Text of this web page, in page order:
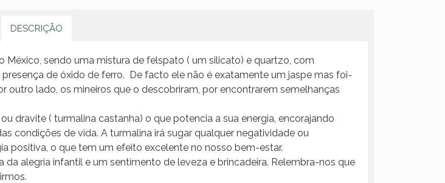
DESCRIÇÃO
México, sendo uma mistura de felspato ( um silicato) e quartzo, com
de óxido de ferro. De facto ele não é exatamente um jaspe mas foi-
outro lado, os mineiros que o descobriram, por encontrarem semelhanças
dravite ( turmalina castanha) o que potencia a sua energia, encorajando
condições de vida. A turmalina irá sugar qualquer negatividade ou
positiva, o que tem um efeito excelente no nosso bem-estar.
alegria infantil e um sentimento de leveza e brincadeira. Relembra-nos que